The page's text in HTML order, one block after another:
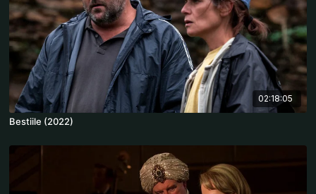
02:18:05
Bestiile (2022)